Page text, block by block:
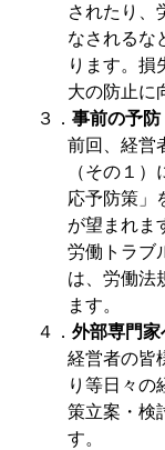
されたり、
なされるな
ります。損
大の防止に
３． 事前の予
前回、経営
（その１
応予防策」
が望まれま
労働トラブ
は、労働法
ます。
４． 外部専門
経営者の皆
り等日々の
策立案・検
す。